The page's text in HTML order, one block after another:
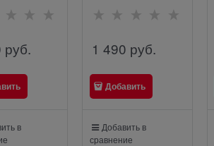
руб.
в
1 490 руб.
Добавить
Добавить в
сравнение